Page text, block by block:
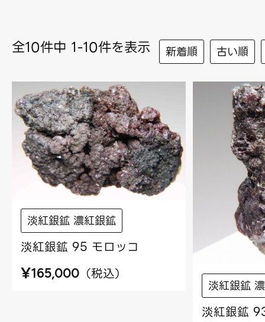
全10件中 1-10件を表示 新着順 古い順
淡紅銀鉱 濃紅銀鉱
淡紅銀鉱 95 モロッコ
¥165,000 （税込）
淡紅銀鉱
淡紅銀鉱